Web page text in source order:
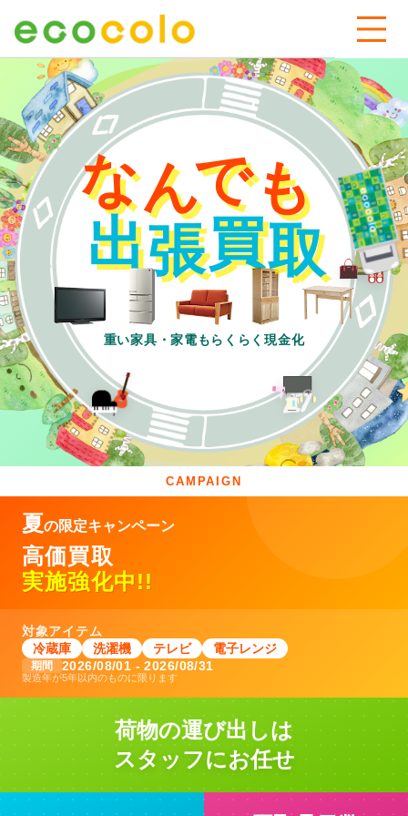
なんでも
出張買取
重い家具・家電もらくらく現金化
CAMPAIGN
夏の限定キャンペーン
高価買取
実施強化中!!
対象アイテム
冷蔵庫
洗濯機 テレビ 電子レンジ
期間 2026/08/01 - 2026/08/31
製造年が5年以内のものに限ります
荷物の運び出しは
スタッフにお任せ